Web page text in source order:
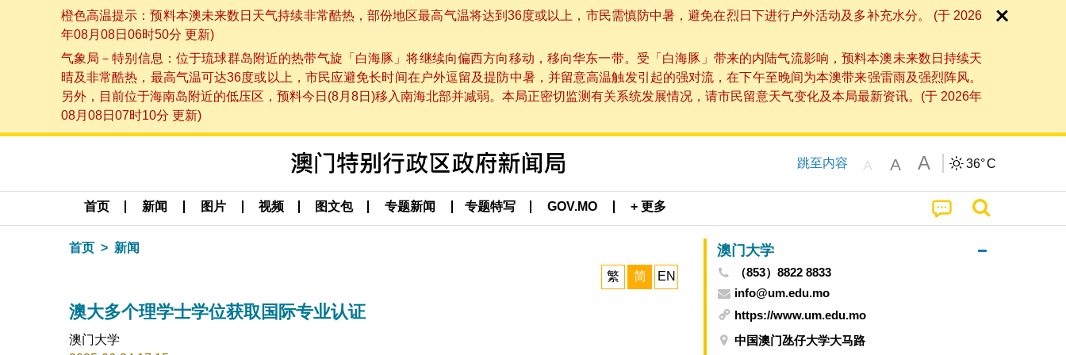
橙色高温提示：预料本澳未来数日天气持续非常酷热，部份地区最高气温将达到36度或以上，市民需慎防中暑，避免在烈日下进行户外活动及多补充水分。 (于 2026
年08月08日06时50分 更新)
气象局－特别信息：位于琉球群岛附近的热带气旋「白海豚」将继续向偏西方向移动，移向华东一带。受「白海豚」带来的内陆气流影响，预料本澳未来数日持续天
晴及非常酷热，最高气温可达36度或以上，市民应避免长时间在户外逗留及提防中暑，并留意高温触发引起的强对流，在下午至晚间为本澳带来强雷雨及强烈阵风。
另外，目前位于海南岛附近的低压区，预料今日(8月8日)移入南海北部并减弱。本局正密切监测有关系统发展情况，请市民留意天气变化及本局最新资讯。(于 2026年
08月08日07时10分 更新)
跳至内容 A A A 36°C
首页 新闻 图片 视频 图文包 专题新闻 专题特写 GOV.MO + 更多
首页 新闻
繁 简 EN
澳大多个理学士学位获取国际专业认证
澳门大学
澳门大学
（853）8822 8833
info@um.edu.mo
https://www.um.edu.mo
中国澳门氹仔大学大马路